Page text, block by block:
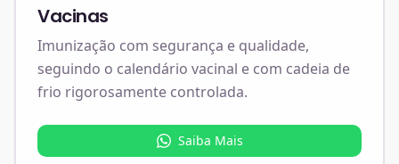
Vacinas
Imunização com segurança e qualidade,
seguindo o calendário vacinal e com cadeia de
frio rigorosamente controlada.
Saiba Mais